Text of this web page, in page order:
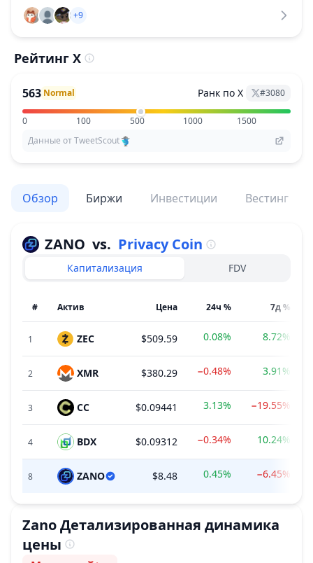
+9
Рейтинг X
563 Normal Ранк по X #3080
0 100 500 1000
1500
Данные от TweetScout
Обзор Биржи Инвестиции Вестинг
ZANO vs. Privacy Coin
Капитализация FDV
# Актив Цена 24ч % 7д %
1 ZEC $509.59 0.08% 8.72%
2 XMR $380.29 −0.48% 3.91%
3 CC $0.09441 3.13% −19.55%
4 BDX $0.09312 −0.34% 10.24%
8 ZANO $8.48 0.45% −6.45%
ZanoДетализированная динамика
цены